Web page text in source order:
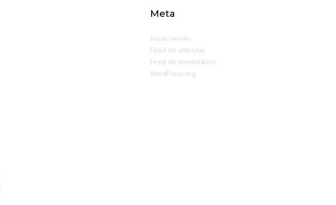
Meta
Iniciar sessão
Feed de entradas
Feed de comentários
WordPress.org